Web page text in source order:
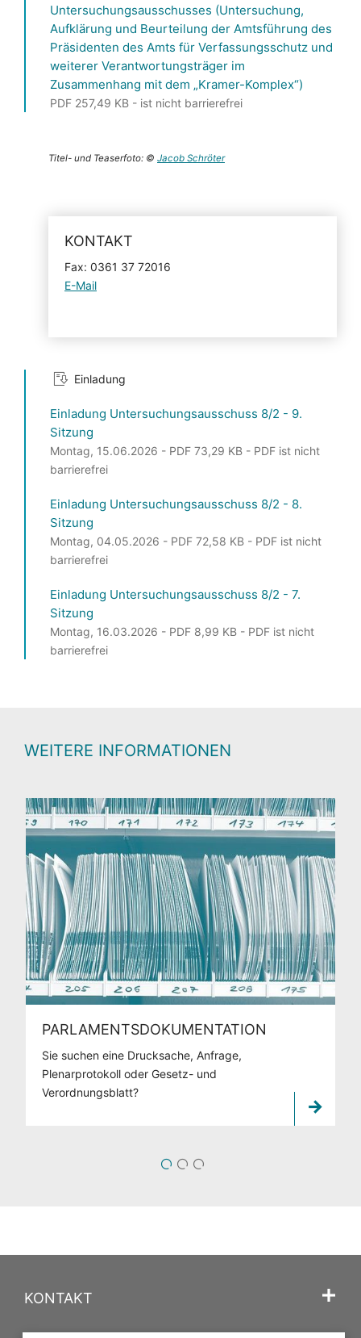
Untersuchungsausschusses (Untersuchung,
Aufklärung und Beurteilung der Amtsführung des
Präsidenten des Amts für Verfassungsschutz und
weiterer Verantwortungsträger im
Zusammenhang mit dem „Kramer-Komplex“)
PDF 257,49 KB - ist nicht barrierefrei
Titel- und Teaserfoto: © Jacob Schröter
KONTAKT
Fax: 0361 37 72016
E-Mail
Einladung
Einladung Untersuchungsausschuss 8/2 - 9.
Sitzung
Montag, 15.06.2026 - PDF 73,29 KB - PDF ist nicht
barrierefrei
Einladung Untersuchungsausschuss 8/2 - 8.
Sitzung
Montag, 04.05.2026 - PDF 72,58 KB - PDF ist nicht
barrierefrei
Einladung Untersuchungsausschuss 8/2 - 7.
Sitzung
Montag, 16.03.2026 - PDF 8,99 KB - PDF ist nicht
barrierefrei
WEITERE INFORMATIONEN
PARLAMENTSDOKUMENTATION
Sie suchen eine Drucksache, Anfrage,
Plenarprotokoll oder Gesetz- und
Verordnungsblatt?
1 2
KONTAKT